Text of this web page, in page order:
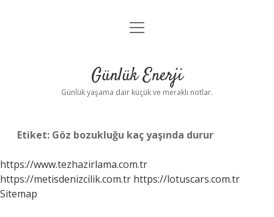
Anasayfa
Yasal Uyarı
menüyü
Günlük Enerji
Günlük yaşama dair küçük ve meraklı notlar.
Etiket: Göz bozukluğu kaç yaşında durur
https://www.tezhazirlama.com.tr
https://metisdenizcilik.com.tr https://lotuscars.com.tr
Sitemap